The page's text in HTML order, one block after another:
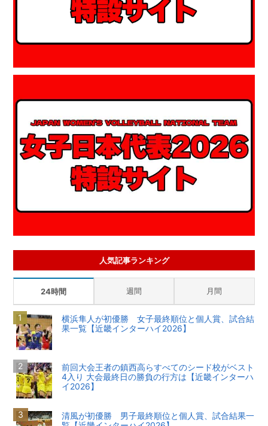
人気記事ランキング
24時間 週間 月間
横浜隼人が初優勝 女子最終順位と個人賞、試合結
果一覧【近畿インターハイ2026】
前回大会王者の鎮西高らすべてのシード校がベスト
4入り 大会最終日の勝負の行方は【近畿インターハ
イ2026】
清風が初優勝 男子最終順位と個人賞、試合結果一